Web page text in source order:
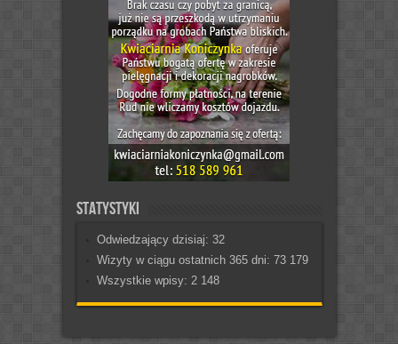
Statystyki
Odwiedzający dzisiaj: 32
Wizyty w ciągu ostatnich 365 dni: 73 179
Wszystkie wpisy: 2 148